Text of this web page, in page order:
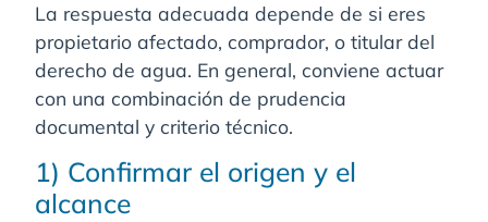
La respuesta adecuada depende de si eres
propietario afectado, comprador, o titular del
derecho de agua. En general, conviene actuar
con una combinación de prudencia
documental y criterio técnico.
1) Confirmar el origen y el
alcance